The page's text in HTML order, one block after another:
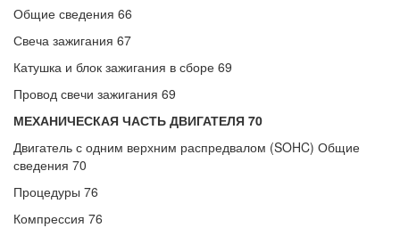
Общие сведения 66
Свеча зажигания 67
Катушка и блок зажигания в сборе 69
Провод свечи зажигания 69
МЕХАНИЧЕСКАЯ ЧАСТЬ ДВИГАТЕЛЯ 70
Двигатель с одним верхним распредвалом (SOHC) Общие
сведения 70
Процедуры 76
Компрессия 76